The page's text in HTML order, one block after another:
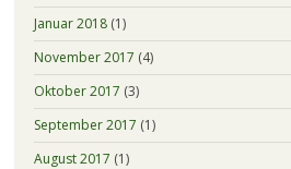
Januar 2018(1)
November 2017 (4)
Oktober 2017 (3)
September 2017 (1)
August 2017 (1)